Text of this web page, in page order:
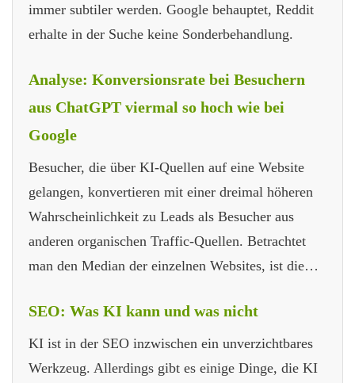
immer subtiler werden. Google behauptet, Reddit
erhalte in der Suche keine Sonderbehandlung.
Analyse: Konversionsrate bei Besuchern
aus ChatGPT viermal so hoch wie bei
Google
Besucher, die über KI-Quellen auf eine Website
gelangen, konvertieren mit einer dreimal höheren
Wahrscheinlichkeit zu Leads als Besucher aus
anderen organischen Traffic-Quellen. Betrachtet
man den Median der einzelnen Websites, ist die…
SEO: Was KI kann und was nicht
KI ist in der SEO inzwischen ein unverzichtbares
Werkzeug. Allerdings gibt es einige Dinge, die KI